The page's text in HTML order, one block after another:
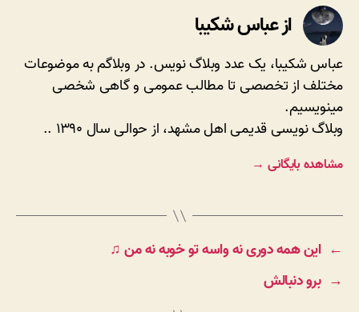
از عباس شکیبا
عباس شکیبا، یک عدد وبلاگ نویس. در وبلاگم به موضوعات
مختلف از تخصصی تا مطالب عمومی و گاهی شخصی
مینویسیم.
وبلاگ نویسی قدیمی اهل مشهد، از حوالی سال ۱۳۹۰ ..
مشاهده بایگانی →
← این همه دوری نه واسه تو خوبه نه من ♫
→ برو دنبالش